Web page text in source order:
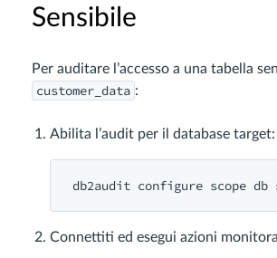
Sensibile
Per auditare l’accesso a una tabella
customer_data :
Abilita l’audit per il database target:
Connettiti ed esegui azioni